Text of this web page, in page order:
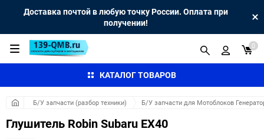
Доставка почтой в любую точку России. Оплата при
получении!
КАТАЛОГ ТОВАРОВ
0
Б/У запчасти (разбор техники) Б/У запчасти для Мотоблоков
Глушитель Robin Subaru EX40